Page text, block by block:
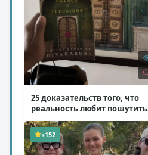
25 доказательств того, что
реальность любит пошутить
( 25 фото )
+152